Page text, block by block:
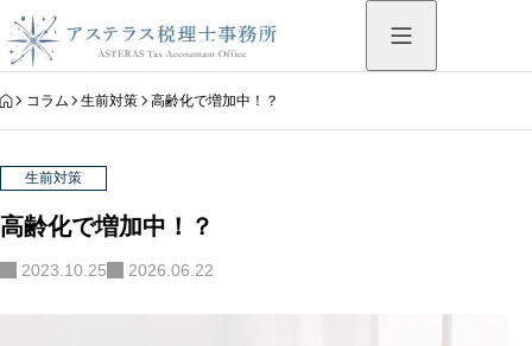
HOME
コラム 生前対策 高齢化で増加中！？
生前対策
高齢化で増加中！？
2023.10.25 2026.06.22